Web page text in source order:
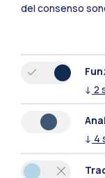
Polimi
Tutti i siti
del consenso
↓ 2
↓ 4